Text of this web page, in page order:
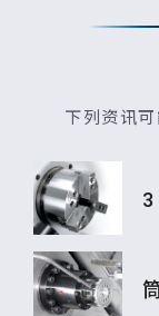
下列资讯